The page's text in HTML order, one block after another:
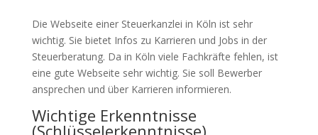
Die Webseite einer Steuerkanzlei in Köln ist sehr
wichtig. Sie bietet Infos zu Karrieren und Jobs in der
Steuerberatung. Da in Köln viele Fachkräfte fehlen, ist
eine gute Webseite sehr wichtig. Sie soll Bewerber
ansprechen und über Karrieren informieren.
Wichtige Erkenntnisse
(Schlüsselerkenntnisse)